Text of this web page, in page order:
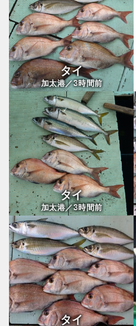
タイ
加太港／3時間前
タイ
加太港／3時間前
タイ